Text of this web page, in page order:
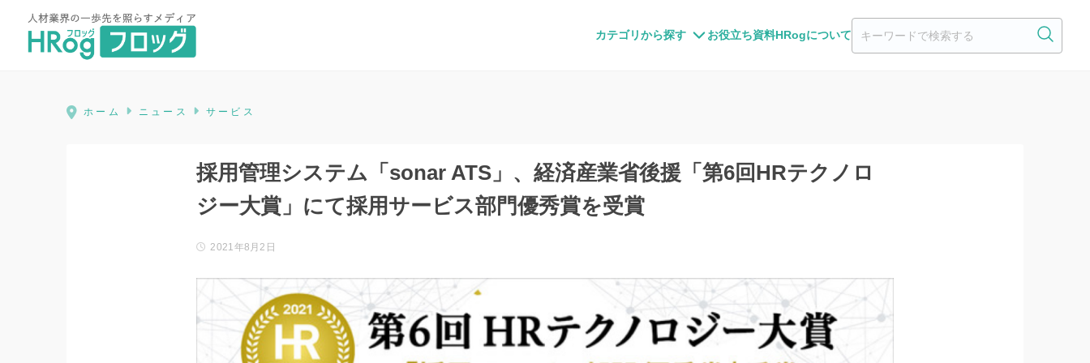
カテゴリから探す お役立ち資料HRogについて
HRog | 人材業界の一歩先を照らすメディア
ホーム ニュース サービス
採用管理システム「sonar ATS」、経済産業省後援「第6回HRテクノロ
ジー大賞」にて採用サービス部門優秀賞を受賞
2021年8月2日